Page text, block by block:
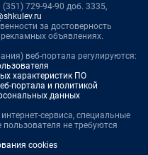
729-94-90 доб. 3335,
за достоверность
объявлениях.
веб-портала регулируются:
характеристик ПО
портала и политикой
данных
сервиса, специальные
пользователя не требуются
cookies